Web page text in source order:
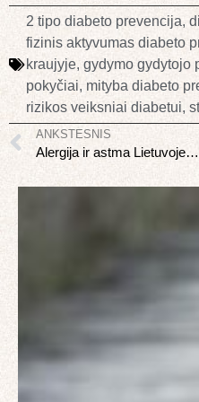
2 tipo diabeto prevencija,
fizinis aktyvumas diabeto
kraujyje, gydymo gydytojo
pokyčiai, mityba diabeto
rizikos veiksniai diabetui,
ANKSTESNIS
Alergija ir astma Lietuvoje: sezoniškumas ir valdymas